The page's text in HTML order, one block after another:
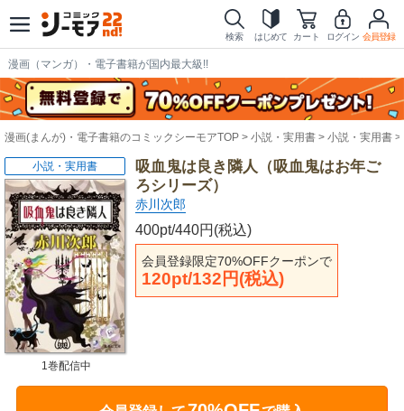
検索 はじめて カート ログイン 会員登録
漫画（マンガ）・電子書籍が国内最大級!!
漫画(まんが)・電子書籍のコミックシーモアTOP 小説・実用書 小説・実用書
吸血鬼は良き隣人（吸血鬼はお年ご
ろシリーズ）
赤川次郎
400pt/440円(税込)
会員登録限定70%OFFクーポンで
120pt/132円(税込)
小説・実用書
1巻配信中